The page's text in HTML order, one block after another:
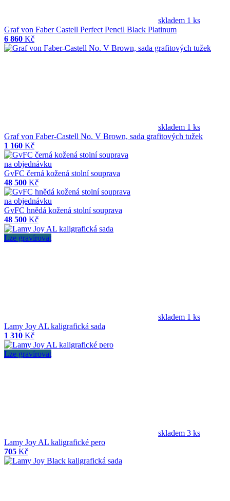
skladem 1 ks
Graf von Faber Castell Perfect Pencil Black Platinum
6 860 Kč
skladem 1 ks
Graf von Faber-Castell No. V Brown, sada grafitových tužek
1 160 Kč
na objednávku
GvFC černá kožená stolní souprava
48 500 Kč
na objednávku
GvFC hnědá kožená stolní souprava
48 500 Kč
Lze gravírovat
skladem 1 ks
Lamy Joy AL kaligrafická sada
1 310 Kč
Lze gravírovat
skladem 3 ks
Lamy Joy AL kaligrafické pero
705 Kč